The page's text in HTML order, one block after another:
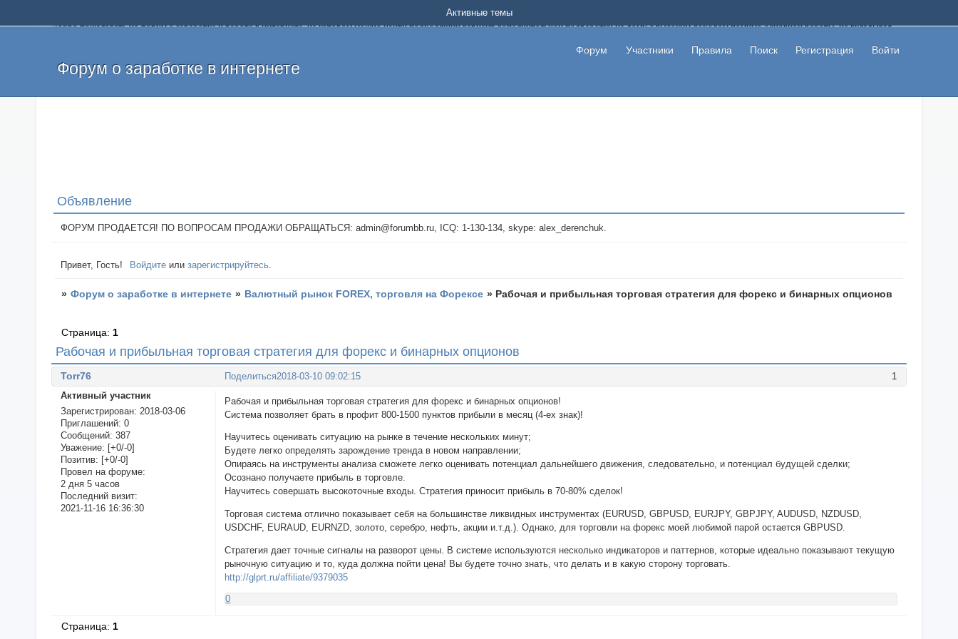
Добро пожаловать на форум о заработке и работе в интернете, на котором можно найти подходящий вариант дополнительной подработки на дому с высоким доходом помимо основной работы, не вкладывая
и оставлять свои отзывы. Если вы знаете, что определенный проект или сайт не платит, то указывайте в теме что это лохотрон, чтобы другие пользователи не попались на развод. Вы сможете начать зарабатывать
легкие деньги без вложений и регистрации уже сегодня. Создавайте новые темы, размещайте объявления со своими пригласительными ссылками и первая прибыль не заставит себя долго ждать.
Форум о заработке в интернете
Форум Участники Правила Поиск Регистрация Войти
Активные темы
Объявление
ФОРУМ ПРОДАЕТСЯ! ПО ВОПРОСАМ ПРОДАЖИ ОБРАЩАТЬСЯ: admin@forumbb.ru, ICQ: 1-130-134, skype: alex_derenchuk.
Привет, Гость! Войдите илизарегистрируйтесь.
» Форум о заработке в интернете » Валютный рынок FOREX, торговля на Форексе » Рабочая и прибыльная торговая стратегия для форекс и бинарных опционов
Рабочая и прибыльная торговая стратегия для форекс и бинарных опционов
Страница: 1
Поделиться 1
2018-03-10 09:02:15
Torr76
Активный участник
Зарегистрирован: 2018-03-06
Приглашений: 0
Сообщений: 387
Уважение: [+0/-0]
Позитив: [+0/-0]
Провел на форуме:
2 дня 5 часов
Последний визит:
2021-11-16 16:36:30
Рабочая и прибыльная торговая стратегия для форекс и бинарных опционов!
Система позволяет брать в профит 800-1500 пунктов прибыли в месяц (4-ех знак)!
Научитесь оценивать ситуацию на рынке в течение нескольких минут;
Будете легко определять зарождение тренда в новом направлении;
Опираясь на инструменты анализа сможете легко оценивать потенциал дальнейшего движения, следовательно, и потенциал будущей сделки;
Осознано получаете прибыль в торговле.
Научитесь совершать высокоточные входы. Стратегия приносит прибыль в 70-80% сделок!
Торговая система отлично показывает себя на большинстве ликвидных инструментах (EURUSD, GBPUSD, EURJPY, GBPJPY, AUDUSD, NZDUSD,
USDCHF, EURAUD, EURNZD, золото, серебро, нефть, акции и.т.д.). Однако, для торговли на форекс моей любимой парой остается GBPUSD.
Стратегия дает точные сигналы на разворот цены. В системе используются несколько индикаторов и паттернов, которые идеально показывают текущую
рыночную ситуацию и то, куда должна пойти цена! Вы будете точно знать, что делать и в какую сторону торговать.
http://glprt.ru/affiliate/9379035
0
Страница: 1